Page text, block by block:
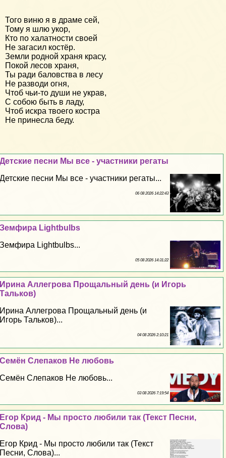
Того виню я в драме сей,
Тому я шлю укор,
Кто по халатности своей
Не загасил костёр.
Земли родной храня красу,
Покой лесов храня,
Ты ради баловства в лесу
Не разводи огня,
Чтоб чьи-то души не украв,
С собою быть в ладу,
Чтоб искра твоего костра
Не принесла беду.
Детские песни Мы все - участники регаты
Детские песни Мы все - участники регаты...
06 08 2026 14:22:43
Земфира Lightbulbs
Земфира Lightbulbs...
05 08 2026 14:31:22
Ирина Аллегрова Прощальный день (и Игорь
Тальков)
Ирина Аллегрова Прощальный день (и
Игорь Тальков)...
04 08 2026 2:10:21
Семён Слепаков Не любовь
Семён Слепаков Не любовь...
03 08 2026 7:19:54
Егор Крид - Мы просто любили так (Текст Песни,
Слова)
Егор Крид - Мы просто любили так (Текст
Песни, Слова)...